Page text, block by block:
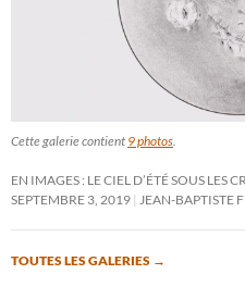
Cette galerie contient 9 photos
EN IMAGES : LE CIEL D’ÉTÉ SOUS LES
SEPTEMBRE 3, 2019
JEAN-BAPTISTE
TOUTES LES GALERIES →